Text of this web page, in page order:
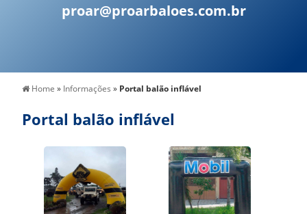
proar@proarbaloes.com.br
Home » Informações» Portal balão inflável
Portal balão inflável